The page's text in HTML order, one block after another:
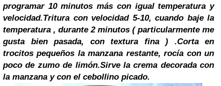
programar 10 minutos más con igual temperatura y
velocidad.Tritura con velocidad 5-10, cuando baje la
temperatura , durante 2 minutos ( particularmente me
gusta bien pasada, con textura fina ) .Corta en
trocitos pequeños la manzana restante, rocía con un
poco de zumo de limón.Sirve la crema decorada con
la manzana y con el cebollino picado.